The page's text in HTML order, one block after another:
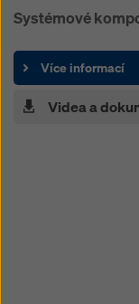
Systémové
Více informací
Videa a